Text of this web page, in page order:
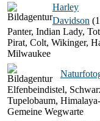
Harley
Davidson
Panter, Indian Lady,
Pirat, Colt, Wikinger,
Milwaukee
Elfenbeindistel,
Tupelobaum,
Gemeine Wegwarte